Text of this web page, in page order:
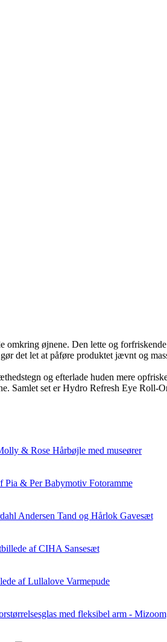
øjnene. Den lette og
det let at påføre produktet jævnt og
og efterlade huden mere
set er Hydro Refresh Eye Roll-